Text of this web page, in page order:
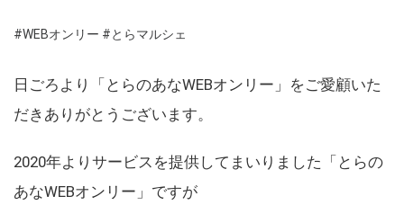
#WEBオンリー #とらマルシェ
日ごろより「とらのあなWEBオンリー」をご愛顧いた
だきありがとうございます。
2020年よりサービスを提供してまいりました「とらの
あなWEBオンリー」ですが